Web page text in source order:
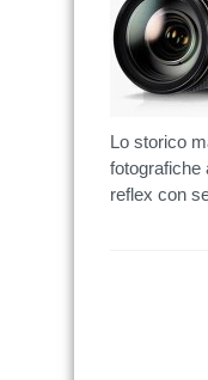
Lo storico
fotografiche
reflex con